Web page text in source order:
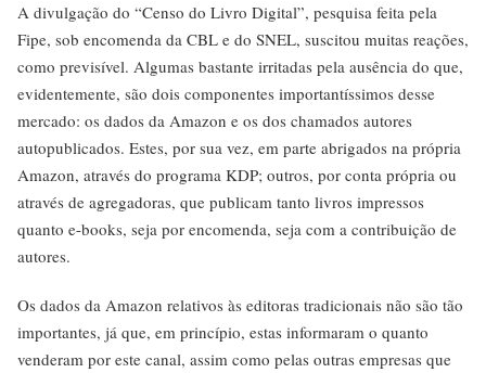
A divulgação do “Censo do Livro Digital”, pesquisa feita pela
Fipe, sob encomenda da CBL e do SNEL, suscitou muitas reações,
como previsível. Algumas bastante irritadas pela ausência do que,
evidentemente, são dois componentes importantíssimos desse
mercado: os dados da Amazon e os dos chamados autores
autopublicados. Estes, por sua vez, em parte abrigados na própria
Amazon, através do programa KDP; outros, por conta própria ou
através de agregadoras, que publicam tanto livros impressos
quanto e-books, seja por encomenda, seja com a contribuição de
autores.
Os dados da Amazon relativos às editoras tradicionais não são tão
importantes, já que, em princípio, estas informaram o quanto
venderam por este canal, assim como pelas outras empresas que